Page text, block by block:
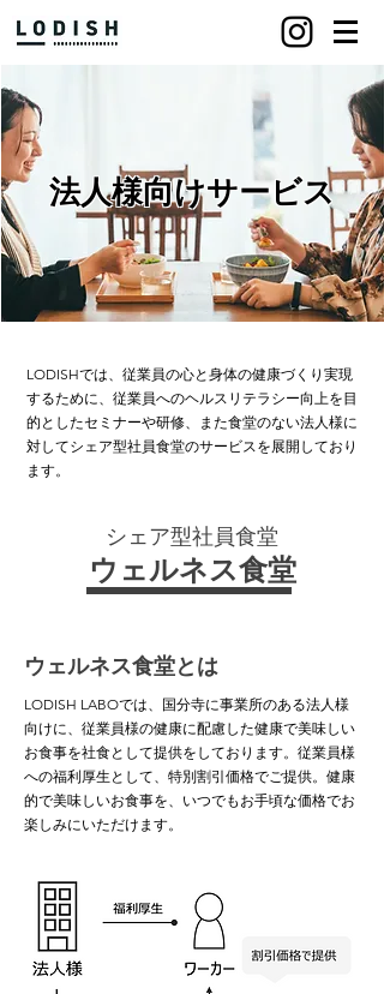
法人様向けサービス
LODISHでは、従業員の心と身体の健康づくり実現
するために、従業員へのヘルスリテラシー向上を目
的としたセミナーや研修​、また食堂のない法人様に
対してシェア型社員食堂のサービスを展開しており
ます。
シェア型社員食堂
ウェルネス食堂
​ウェルネス食堂とは
LODISH LABOでは、国分寺に事業所のある法人様
向けに、従業員様の健康に配慮した健康で美味しい
お食事を社食として提供をしております。従業員様
への福利厚生として、特別割引価格でご提供。健康
的で美味しいお食事を、いつでもお手頃な価格でお
楽しみにいただけます。​